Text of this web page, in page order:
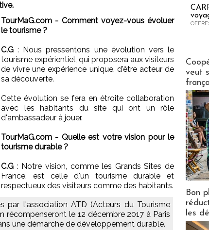
TourMaG.com - Comment voyez-vous évoluer
le tourisme ?
C.G : Nous pressentons une évolution vers le
tourisme expérientiel, qui proposera aux visiteurs
de vivre une expérience unique, d'être acteur de
sa découverte.
Cette évolution se fera en étroite collaboration
avec les habitants du site qui ont un rôle
d'ambassadeur à jouer.
TourMaG.com - Quelle est votre vision pour le
tourisme durable ?
C.G : Notre vision, comme les Grands Sites de
France, est celle d'un tourisme durable et
respectueux des visiteurs comme des habitants.
par l'association ATD (Acteurs du Tourisme
récompenseront le 12 décembre 2017 à Paris
une démarche de développement durable.
veut
Bon
les